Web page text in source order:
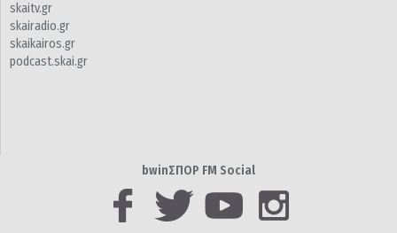
skaitv.gr
skairadio.gr
skaikairos.gr
podcast.skai.gr
bwinΣΠΟΡ FM Social